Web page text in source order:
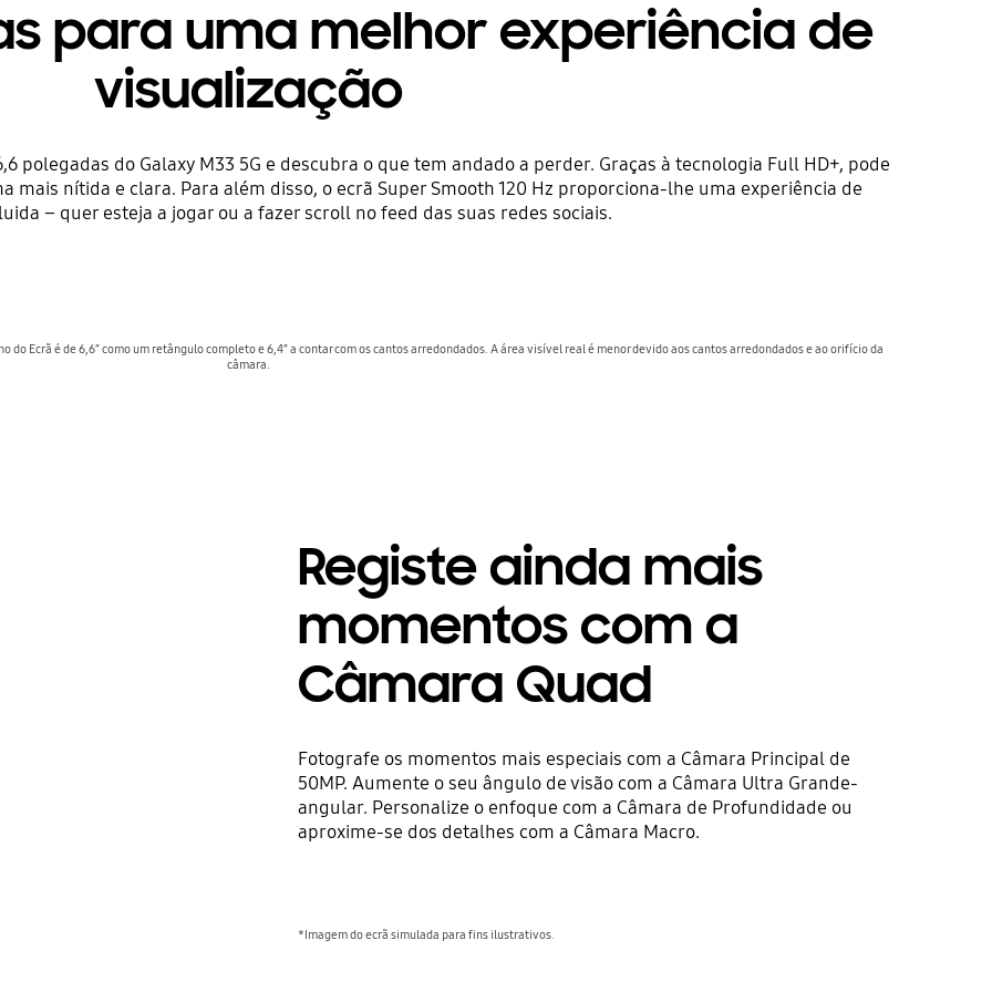
para uma melhor experiência de
visualização
polegadas do Galaxy M33 5G e descubra o que tem andado a perder. Graças à tecnologia Full HD+, pode
mais nítida e clara. Para além disso, o ecrã Super Smooth 120 Hz proporciona-lhe uma experiência de
– quer esteja a jogar ou a fazer scroll no feed das suas redes sociais.
Ecrã é de 6,6” como um retângulo completo e 6,4” a contar com os cantos arredondados. A área visível real é menor devido aos cantos arredondados e ao orifício da
câmara.
Registe ainda mais
momentos com a
Câmara Quad
Fotografe os momentos mais especiais com a Câmara Principal de
50MP. Aumente o seu ângulo de visão com a Câmara Ultra Grande-
angular. Personalize o enfoque com a Câmara de Profundidade ou
aproxime-se dos detalhes com a Câmara Macro.
*Imagem do ecrã simulada para fins ilustrativos.